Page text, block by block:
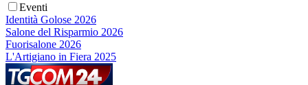
Eventi
Identità Golose 2026
Salone del Risparmio 2026
Fuorisalone 2026
L'Artigiano in Fiera 2025